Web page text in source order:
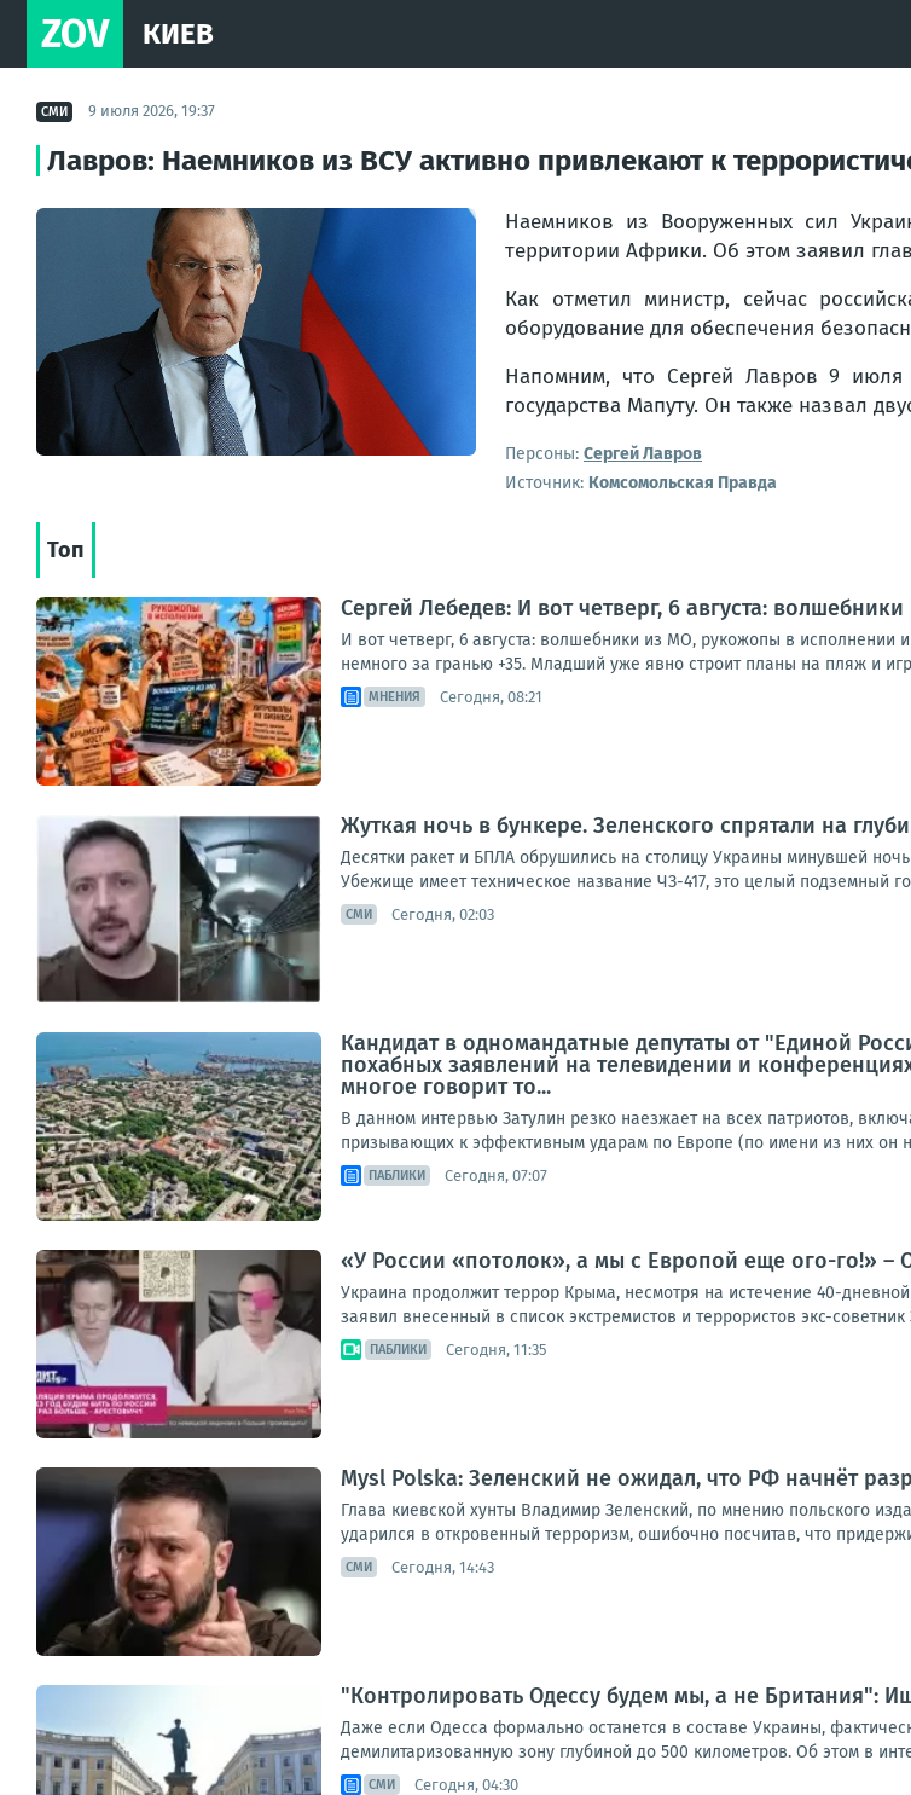
ZOV КИЕВ
СМИ 9 июля 2026, 19:37
Лавров: Наемников из ВСУ активно привлекают к
Наемников из Вооруженных сил
территории Африки. Об этом заявил
Как отметил министр, сейчас
оборудование для обеспечения
Напомним, что Сергей Лавров 9 июля
государства Мапуту. Он также назвал
Персоны: Сергей Лавров
Источник: Комсомольская Правда
Топ
Сергей Лебедев: И вот четверг, 6 августа:
И вот четверг, 6 августа: волшебники из МО, рукожопы в исполнении
немного за гранью +35. Младший уже явно строит планы на пляж и
МНЕНИЯ Сегодня, 08:21
Жуткая ночь в бункере. Зеленского спрятали на
Десятки ракет и БПЛА обрушились на столицу Украины минувшей
Убежище имеет техническое название ЧЗ-417, это целый подземный
СМИ Сегодня, 02:03
Кандидат в одномандатные депутаты от "Единой
похабных заявлений на телевидении и
многое говорит то...
В данном интервью Затулин резко наезжает на всех патриотов,
призывающих к эффективным ударам по Европе (по имени из них он
ПАБЛИКИ Сегодня, 07:07
«У России «потолок», а мы с Европой еще ого-го!» –
Украина продолжит террор Крыма, несмотря на истечение 40-
заявил внесенный в список экстремистов и террористов экс-
ПАБЛИКИ Сегодня, 11:35
Mysl Polska: Зеленский не ожидал, что РФ начнёт
Глава киевской хунты Владимир Зеленский, по мнению польского
ударился в откровенный терроризм, ошибочно посчитав, что
СМИ Сегодня, 14:43
"Контролировать Одессу будем мы, а не Британия":
Даже если Одесса формально останется в составе Украины,
демилитаризованную зону глубиной до 500 километров. Об этом в
СМИ Сегодня, 04:30